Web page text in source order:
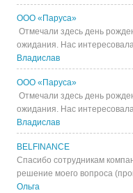
ООО «Паруса»
Отмечали здесь день
ожидания. Нас
Владислав
ООО «Паруса»
Отмечали здесь день
ожидания. Нас
Владислав
BELFINANCE
Спасибо сотрудникам
решение моего вопроса
Ольга